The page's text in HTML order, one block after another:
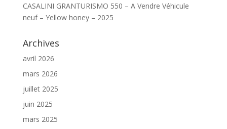
CASALINI GRANTURISMO 550 – A Vendre Véhicule
neuf – Yellow honey – 2025
Archives
avril 2026
mars 2026
juillet 2025
juin 2025
mars 2025